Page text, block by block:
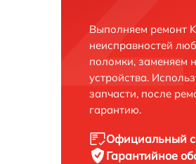
Выполняем ремонт
неисправностей
поломки, заменяем
устройства.
запчасти, после
гарантию.
Официальный
Гарантийное